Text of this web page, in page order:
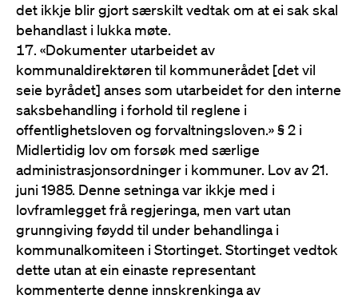
det ikkje blir gjort særskilt vedtak om at ei sak skal
behandlast i lukka møte.
«Dokumenter utarbeidet av
kommunaldirektøren til kommunerådet [det vil
seie byrådet] anses som utarbeidet for den interne
saksbehandling i forhold til reglene i
offentlighetsloven og forvaltningsloven.» § 2 i
Midlertidig lov om forsøk med særlige
administrasjonsordninger i kommuner. Lov av 21.
juni 1985. Denne setninga var ikkje med i
lovframlegget frå regjeringa, men vart utan
grunngiving føydd til under behandlinga i
kommunalkomiteen i Stortinget. Stortinget vedtok
dette utan at ein einaste representant
kommenterte denne innskrenkinga av